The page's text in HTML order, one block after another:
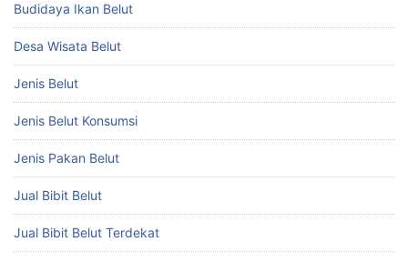
Budidaya Ikan Belut
Desa Wisata Belut
Jenis Belut
Jenis Belut Konsumsi
Jenis Pakan Belut
Jual Bibit Belut
Jual Bibit Belut Terdekat